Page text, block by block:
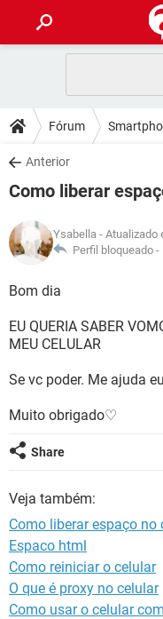
CELULAR
OUTLOOK
INSTAGRAM
GUIA DE COMPRAS
DICAS
JOGOS
INSTAGRAM
DOWNLOADS
JOGOS
CELULAR
OUTLOOK
INSTAGRAM
JOGOS
OUTLOOK
INSTAGRAM
GLOSSÁRIO
JOGOS
OUTLOOK
INSTAGRAM
Fórum
Anterior
Como liberar
Ysabella - Atualizado
Perfil bloqueado -
Bom dia
EU QUERIA SABER
MEU CELULAR
Se vc poder. Me ajuda
Muito obrigado♡
Share
Veja também:
Como liberar espaço no
Espaco html
Como reiniciar o celular
O que é proxy no celular
Como usar o celular